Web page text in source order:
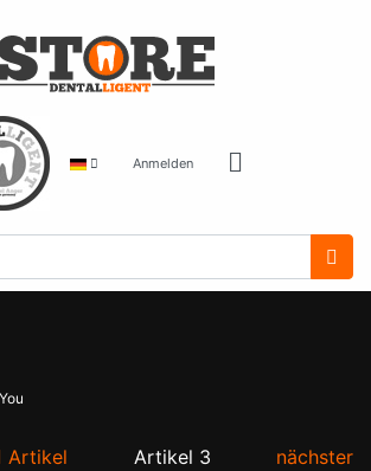
Anmelden
Artikel
Artikel 3
nächster